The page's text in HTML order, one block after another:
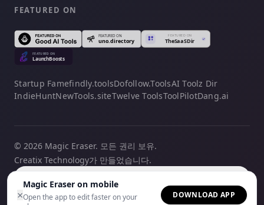
×
Magic Eraser on mobile
Open the app to edit faster on your
DOWNLOAD APP
FEATURED ON
Startup Famefindly.toolsDofollow.ToolsAI Toolz Dir
IndieHuntNewTools.siteTwelve ToolsToolPilotDang.ai
© 2026 Magic Eraser. 모든 권리 보유.
Creatix Technology가 만들었습니다.